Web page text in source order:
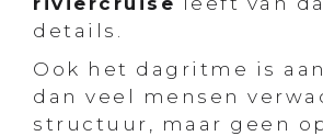
details.
Ook het dagritme is
dan veel mensen
structuur, maar geen